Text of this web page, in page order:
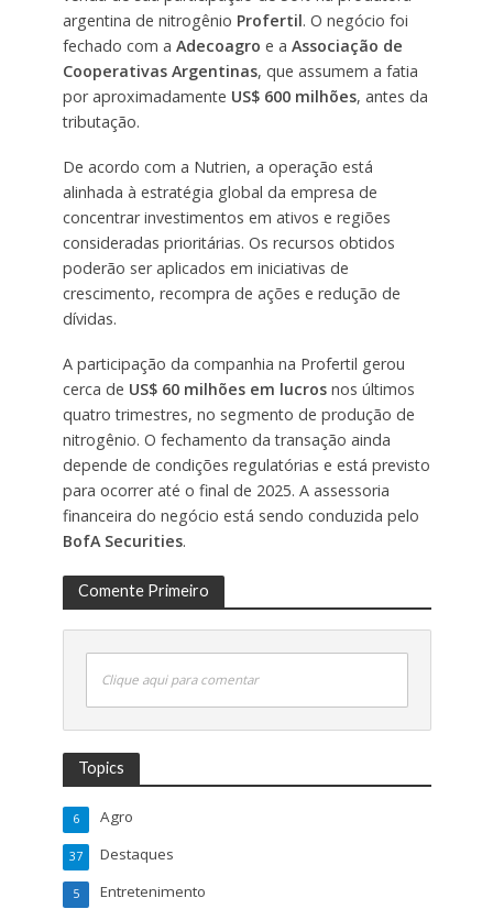
argentina de nitrogênio Profertil. O negócio foi
fechado com a Adecoagro e a Associação de
Cooperativas Argentinas, que assumem a fatia
por aproximadamente US$ 600 milhões, antes da
tributação.
De acordo com a Nutrien, a operação está
alinhada à estratégia global da empresa de
concentrar investimentos em ativos e regiões
consideradas prioritárias. Os recursos obtidos
poderão ser aplicados em iniciativas de
crescimento, recompra de ações e redução de
dívidas.
A participação da companhia na Profertil gerou
cerca de US$ 60 milhões em lucrosnos últimos
quatro trimestres, no segmento de produção de
nitrogênio. O fechamento da transação ainda
depende de condições regulatórias e está previsto
para ocorrer até o final de 2025. A assessoria
financeira do negócio está sendo conduzida pelo
BofA Securities.
Comente Primeiro
Clique aqui para comentar
Topics
Agro
6
Destaques
37
Entretenimento
5